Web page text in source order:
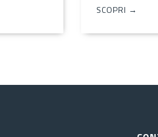
SCOPRI →